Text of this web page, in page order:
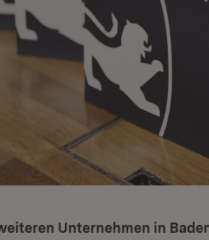
Unternehmen in